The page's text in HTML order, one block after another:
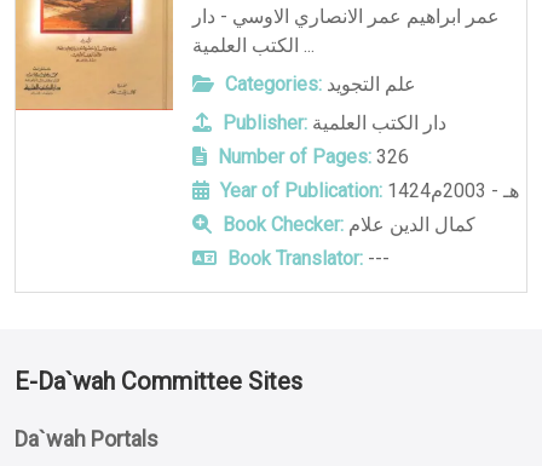
عمر ابراهيم عمر الانصاري الاوسي - دار
الكتب العلمية ...
Categories: علم التجويد
Publisher: دار الكتب العلمية
Number of Pages:326
Year of Publication:
1424هـ - 2003م
Book Checker: كمال الدين علام
Book Translator:---
E-Da`wah Committee Sites
Da`wah Portals